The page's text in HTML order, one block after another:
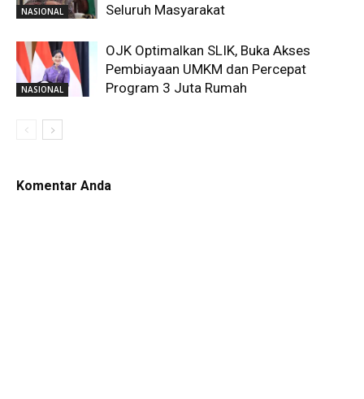
NASIONAL
Seluruh Masyarakat
NASIONAL
OJK Optimalkan SLIK, Buka Akses
Pembiayaan UMKM dan Percepat
Program 3 Juta Rumah
Komentar Anda